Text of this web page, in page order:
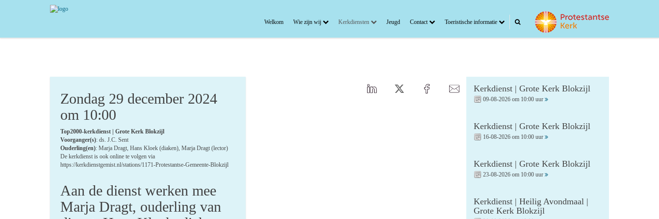
Welkom Wie zijn wij Kerkdiensten Jeugd Contact Toeristische informatie
Zondag 29 december 2024
om 10:00
Top2000-kerkdienst | Grote Kerk Blokzijl
Voorganger(s): ds. J.C. Sent
Ouderling(en): Marja Dragt, Hans Kloek (diaken), Marja Dragt (lector)
De kerkdienst is ook online te volgen via
https://kerkdienstgemist.nl/stations/1171-Protestantse-Gemeente-Blokzijl
Aan de dienst werken mee
Marja Dragt, ouderling van
Kerkdienst | Grote Kerk Blokzijl
09-08-2026 om 10:00 uur
Kerkdienst | Grote Kerk Blokzijl
16-08-2026 om 10:00 uur
Kerkdienst | Grote Kerk Blokzijl
23-08-2026 om 10:00 uur
Kerkdienst | Heilig Avondmaal |
Grote Kerk Blokzijl